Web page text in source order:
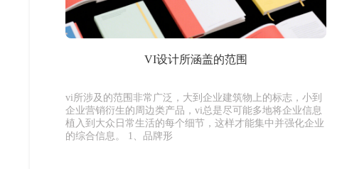
VI设计所涵盖的范围
vi所涉及的范围非常广泛，大到企业建筑物上的标志，小到
企业营销衍生的周边类产品，vi总是尽可能多地将企业信息
植入到大众日常生活的每个细节，这样才能集中并强化企业
的综合信息。 1、品牌形